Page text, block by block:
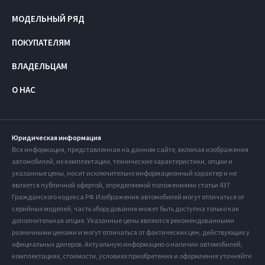
МОДЕЛЬНЫЙ РЯД
ПОКУПАТЕЛЯМ
ВЛАДЕЛЬЦАМ
О НАС
Юридическая информация
Вся информация, представленная на данном сайте, включая изображения
автомобилей, их комплектации, технические характеристики, опции и
указанные цены, носит исключительно информационный характер и не
является публичной офертой, определяемой положениями статьи 437
Гражданского кодекса РФ. Изображения автомобилей могут отличаться от
серийных моделей, часть оборудования может быть доступна только как
дополнительная опция. Указанные цены являются рекомендованными
розничными ценами и могут отличаться от фактических цен, действующих у
официальных дилеров. Актуальную информацию о наличии автомобилей,
комплектациях, стоимости, условиях приобретения и оформления уточняйте